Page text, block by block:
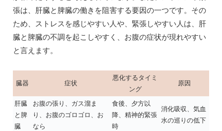
張は、肝臓と脾臓の働きを阻害する要因の一つです。その
ため、ストレスを感じやすい人や、緊張しやすい人は、肝
臓と脾臓の不調を起こしやすく、お腹の症状が現れやすい
と言えます。
臓器 症状
悪化するタイミ
ング
原因
肝臓
と脾
臓
お腹の張り、ガス溜ま
り、お腹のゴロゴロ、お
なら
食後、夕方以
降、精神的緊張
時
消化吸収、気血
水の巡りの低下